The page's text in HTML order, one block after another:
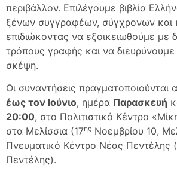
περιβάλλον. Επιλέγουμε βιβλία
ξένων συγγραφέων, σύγχρονων και
επιδιώκοντας να εξοικειωθούμε με
τρόπους γραφής και να διευρύνουμε
σκέψη.
Οι συναντήσεις πραγματοποιούνται
έως τον Ιούνιο, ημέρα Παρασκευή
20:00, στο Πολιτιστικό Κέντρο
στα Μελίσσια (17ης Νοεμβρίου 10,
Πνευματικό Κέντρο Νέας Πεντέλης
Πεντέλης).